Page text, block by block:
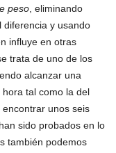
peso , eliminando
diferencia y usando
influye en otras
trata de uno de los
alcanzar una
tal como la del
unos seis
sido probados en lo
también podemos